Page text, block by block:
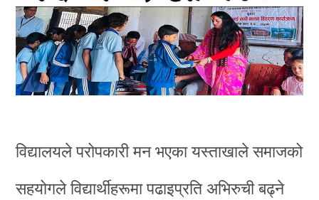
विद्यालयले परोपकारी मन भएका यस्ताखाले समाजको
सहयोगले विद्यार्थीहरूमा पढाइप्रति अभिरुची बढ्ने